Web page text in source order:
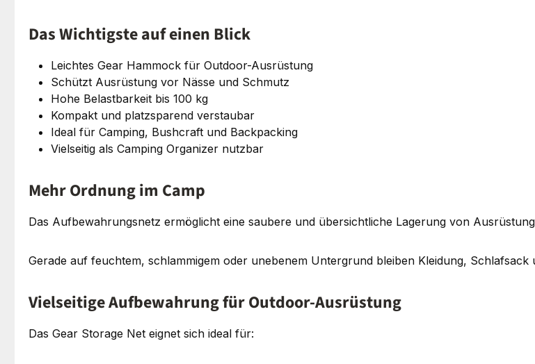
Das Wichtigste auf einen Blick
Leichtes Gear Hammock für Outdoor-Ausrüstung
Schützt Ausrüstung vor Nässe und Schmutz
Hohe Belastbarkeit bis 100 kg
Kompakt und platzsparend verstaubar
Ideal für Camping, Bushcraft und Backpacking
Vielseitig als Camping Organizer nutzbar
Mehr Ordnung im Camp
Das Aufbewahrungsnetz ermöglicht eine saubere und übersichtliche Lagerung von
Gerade auf feuchtem, schlammigem oder unebenem Untergrund bleiben Kleidung,
Vielseitige Aufbewahrung für Outdoor-Ausrüstung
Das Gear Storage Net eignet sich ideal für: